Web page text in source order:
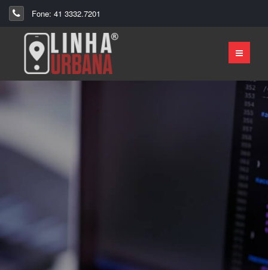
Fone: 41 3332.7201
Sistemas e
Aplicativos